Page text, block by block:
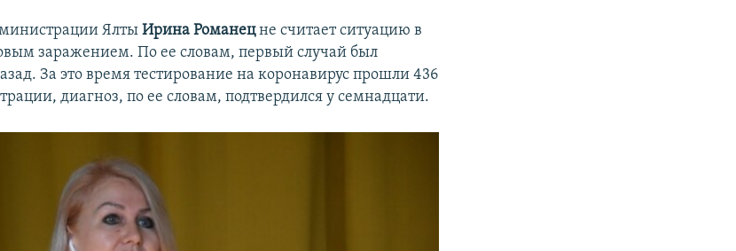
Ялты Ирина Романецне считает ситуацию в
заражением. По ее словам, первый случай был
За это время тестирование на коронавирус прошли 436
диагноз, по ее словам, подтвердился у семнадцати.